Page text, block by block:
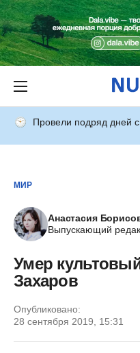
Провели подряд дней
МИР
Анастасия
Выпускающий
Умер
Захаров
Опубликовано:
28 сентября 2019, 15:31